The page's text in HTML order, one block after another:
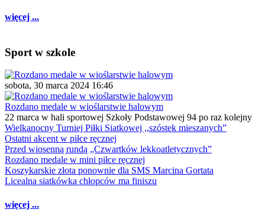
więcej ...
Sport w szkole
sobota, 30 marca 2024 16:46
Rozdano medale w wioślarstwie halowym
22 marca w hali sportowej Szkoły Podstawowej 94 po raz kolejny
Wielkanocny Turniej Piłki Siatkowej ,,szóstek mieszanych”
Ostatni akcent w piłce ręcznej
Przed wiosenną rundą „Czwartków lekkoatletycznych”
Rozdano medale w mini piłce ręcznej
Koszykarskie złota ponownie dla SMS Marcina Gortata
Licealna siatkówka chłopców ma finiszu
więcej ...